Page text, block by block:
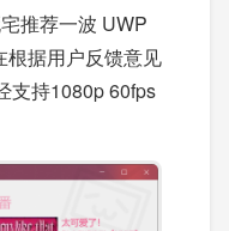
推荐一波 UWP
根据用户反馈意见
支持1080p 60fps